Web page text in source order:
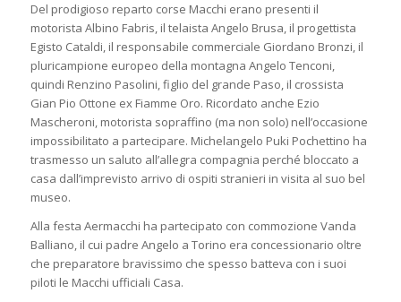
Del prodigioso reparto corse Macchi erano presenti il
motorista Albino Fabris, il telaista Angelo Brusa, il progettista
Egisto Cataldi, il responsabile commerciale Giordano Bronzi, il
pluricampione europeo della montagna Angelo Tenconi,
quindi Renzino Pasolini, figlio del grande Paso, il crossista
Gian Pio Ottone ex Fiamme Oro. Ricordato anche Ezio
Mascheroni, motorista sopraffino (ma non solo) nell’occasione
impossibilitato a partecipare. Michelangelo Puki Pochettino ha
trasmesso un saluto all’allegra compagnia perché bloccato a
casa dall’imprevisto arrivo di ospiti stranieri in visita al suo bel
museo.
Alla festa Aermacchi ha partecipato con commozione Vanda
Balliano, il cui padre Angelo a Torino era concessionario oltre
che preparatore bravissimo che spesso batteva con i suoi
piloti le Macchi ufficiali Casa.